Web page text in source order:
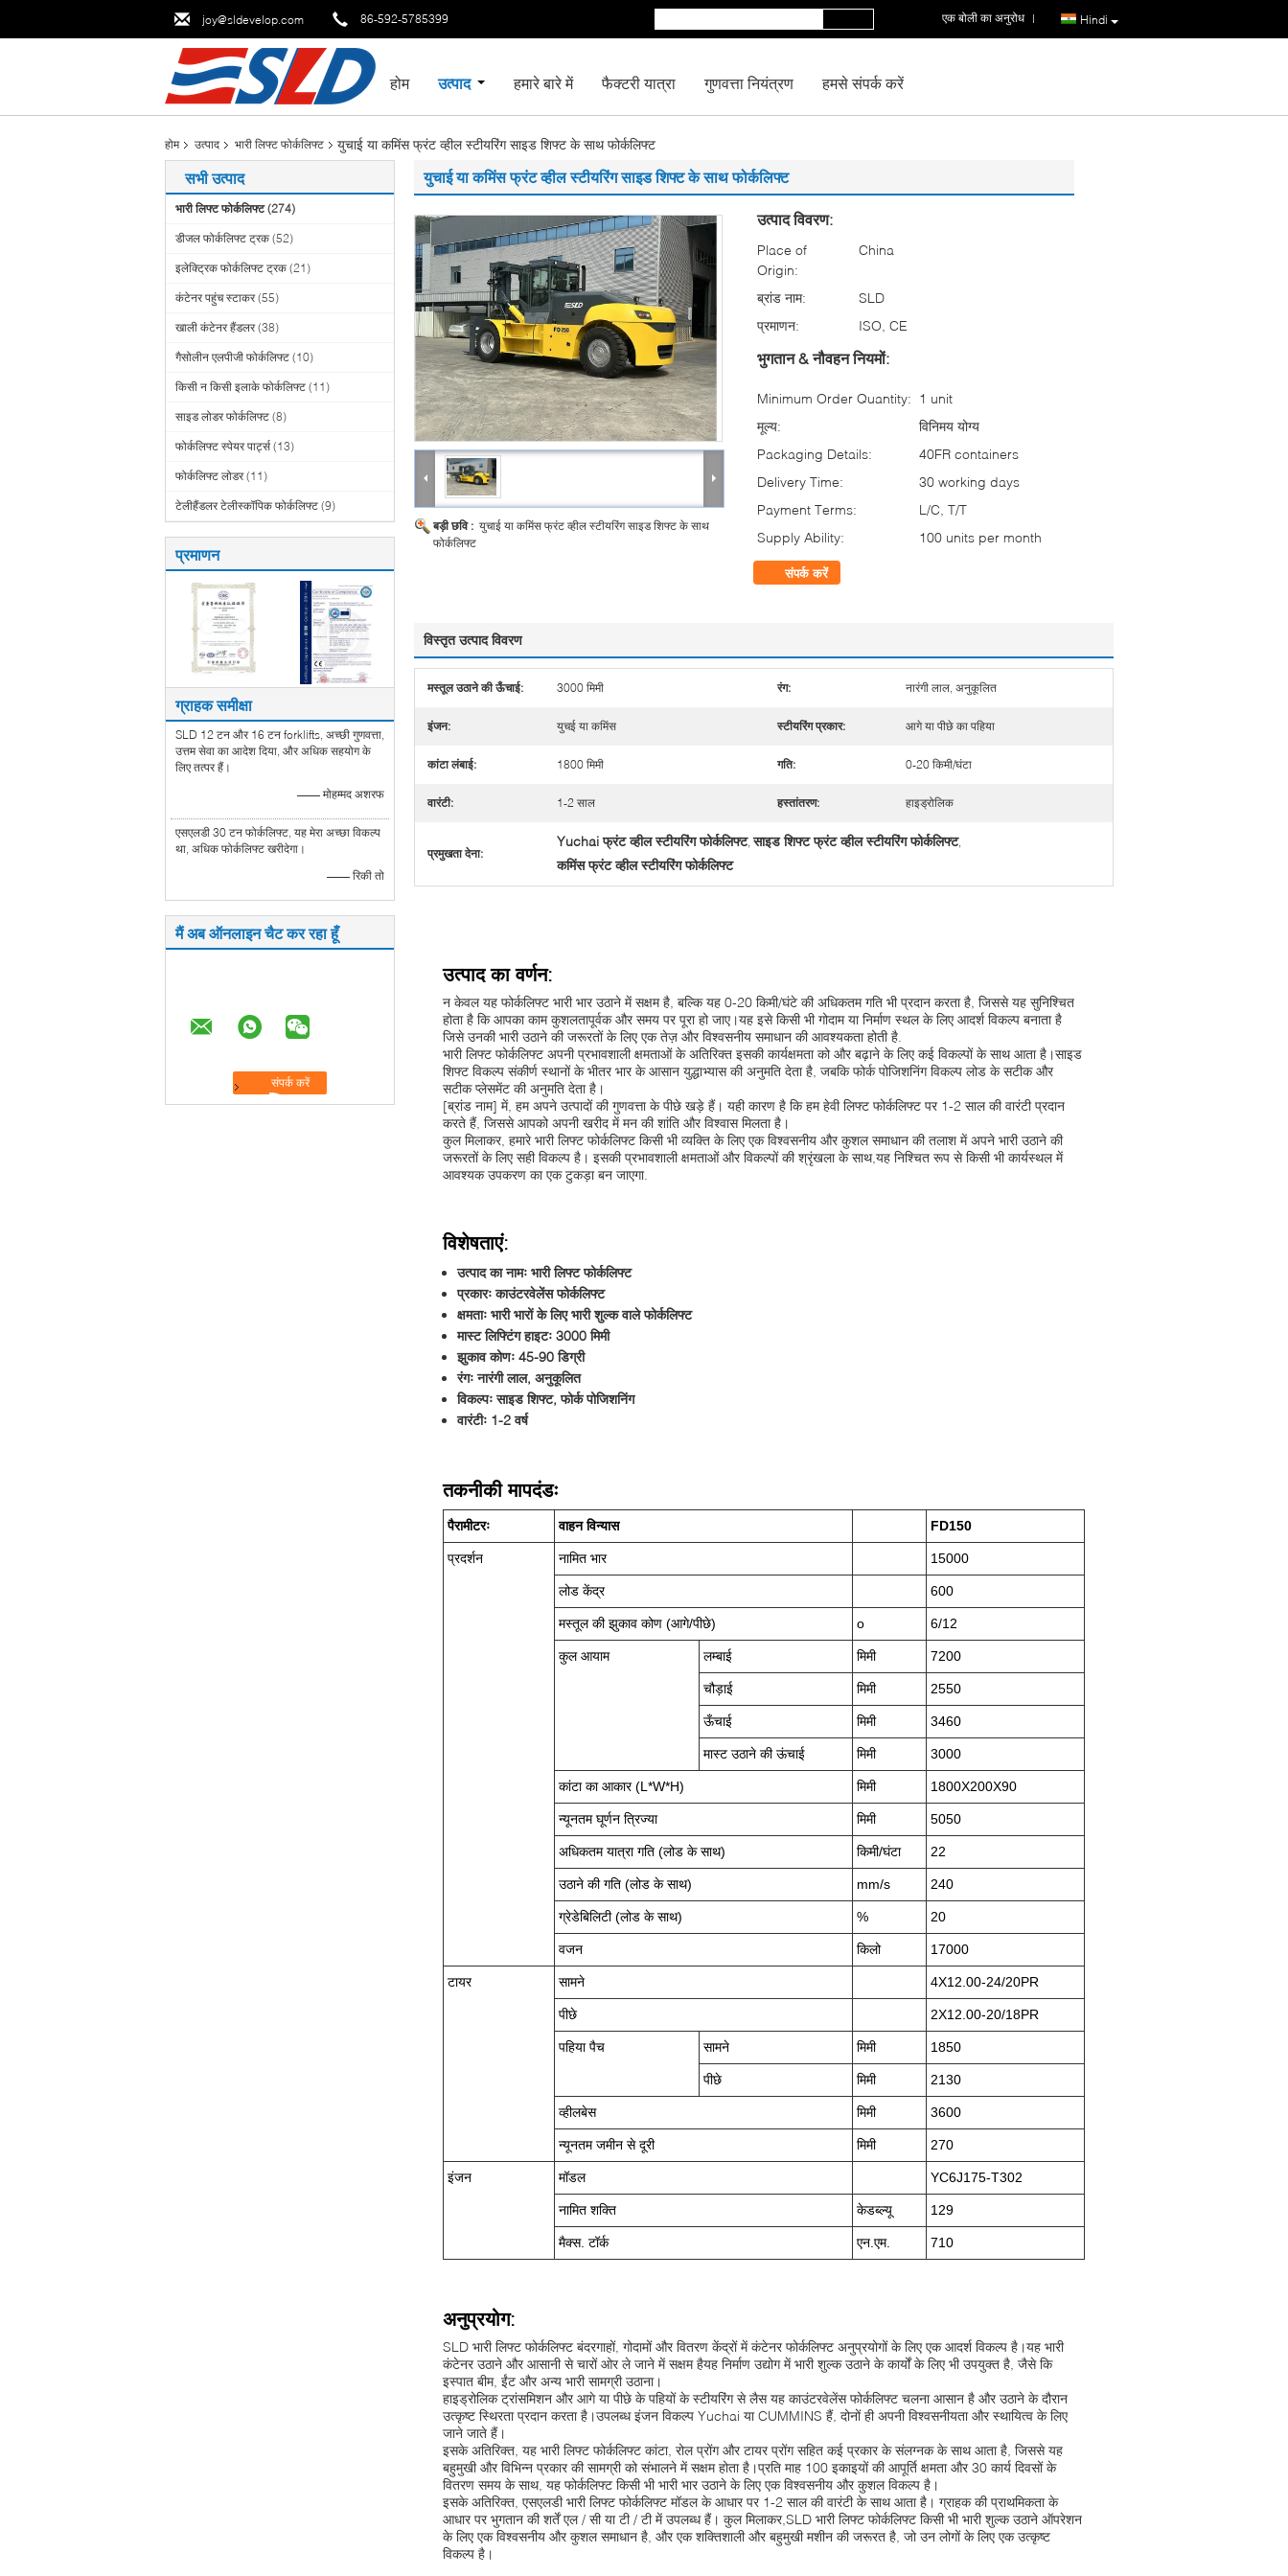
joy@sldevelop.com 86-592-5785399 Hindi
एक बोली का अनुरोध |
होम उत्पाद हमारे बारे में फैक्टरी यात्रा गुणवत्ता नियंत्रण हमसे संपर्क करें
होम उत्पाद भारी लिफ्ट फोर्कलिफ्ट युचाई या कमिंस फ्रंट व्हील स्टीयरिंग साइड शिफ्ट के साथ फोर्कलिफ्ट
सभी उत्पाद
भारी लिफ्ट फोर्कलिफ्ट (274)
डीजल फोर्कलिफ्ट ट्रक (52)
इलेक्ट्रिक फोर्कलिफ्ट ट्रक (21)
कंटेनर पहुंच स्टाकर (55)
खाली कंटेनर हैंडलर (38)
गैसोलीन एलपीजी फोर्कलिफ्ट (10)
किसी न किसी इलाके फोर्कलिफ्ट (11)
साइड लोडर फोर्कलिफ्ट (8)
फोर्कलिफ्ट स्पेयर पार्ट्स (13)
फोर्कलिफ्ट लोडर (11)
टेलीहैंडलर टेलीस्कॉपिक फोर्कलिफ्ट (9)
प्रमाणन
ग्राहक समीक्षा
SLD 12 टन और 16 टन forklifts, अच्छी गुणवत्ता,
उत्तम सेवा का आदेश दिया, और अधिक सहयोग के
लिए तत्पर हैं।
—— मोहम्मद अशरफ
एसएलडी 30 टन फोर्कलिफ्ट, यह मेरा अच्छा विकल्प
था, अधिक फोर्कलिफ्ट खरीदेगा।
—— रिकी तो
मैं अब ऑनलाइन चैट कर रहा हूँ
युचाई या कमिंस फ्रंट व्हील स्टीयरिंग साइड शिफ्ट के साथ फोर्कलिफ्ट
बड़ी छवि : युचाई या कमिंस फ्रंट व्हील स्टीयरिंग साइड शिफ्ट के साथ
फोर्कलिफ्ट
उत्पाद विवरण:
Place of
Origin:
China
ब्रांड नाम:
SLD
प्रमाणन:
ISO, CE
भुगतान & नौवहन नियमों:
Minimum Order Quantity: 1 unit
मूल्य:
विनिमय योग्य
Packaging Details:
40FR containers
Delivery Time:
30 working days
Payment Terms:
L/C, T/T
Supply Ability:
100 units per month
संपर्क करें
विस्तृत उत्पाद विवरण
मस्तूल उठाने की ऊँचाई: 3000 मिमी रंग: नारंगी लाल, अनुकूलित
इंजन: युचई या कमिंस स्टीयरिंग प्रकार: आगे या पीछे का पहिया
कांटा लंबाई: 1800 मिमी गति: 0-20 किमी/घंटा
वारंटी: 1-2 साल हस्तांतरण: हाइड्रोलिक
प्रमुखता देना:
Yuchai फ्रंट व्हील स्टीयरिंग फोर्कलिफ्ट,साइड शिफ्ट फ्रंट व्हील स्टीयरिंग फोर्कलिफ्ट,
कमिंस फ्रंट व्हील स्टीयरिंग फोर्कलिफ्ट
उत्पाद का वर्णन:
न केवल यह फोर्कलिफ्ट भारी भार उठाने में सक्षम है, बल्कि यह 0-20 किमी/घंटे की अधिकतम गति भी प्रदान करता है, जिससे यह सुनिश्चित
होता है कि आपका काम कुशलतापूर्वक और समय पर पूरा हो जाए।यह इसे किसी भी गोदाम या निर्माण स्थल के लिए आदर्श विकल्प बनाता है
जिसे उनकी भारी उठाने की जरूरतों के लिए एक तेज़ और विश्वसनीय समाधान की आवश्यकता होती है.
भारी लिफ्ट फोर्कलिफ्ट अपनी प्रभावशाली क्षमताओं के अतिरिक्त इसकी कार्यक्षमता को और बढ़ाने के लिए कई विकल्पों के साथ आता है।साइड
शिफ्ट विकल्प संकीर्ण स्थानों के भीतर भार के आसान युद्धाभ्यास की अनुमति देता है, जबकि फोर्क पोजिशनिंग विकल्प लोड के सटीक और
सटीक प्लेसमेंट की अनुमति देता है।
[ब्रांड नाम] में, हम अपने उत्पादों की गुणवत्ता के पीछे खड़े हैं। यही कारण है कि हम हेवी लिफ्ट फोर्कलिफ्ट पर 1-2 साल की वारंटी प्रदान
करते हैं, जिससे आपको अपनी खरीद में मन की शांति और विश्वास मिलता है।
कुल मिलाकर, हमारे भारी लिफ्ट फोर्कलिफ्ट किसी भी व्यक्ति के लिए एक विश्वसनीय और कुशल समाधान की तलाश में अपने भारी उठाने की
जरूरतों के लिए सही विकल्प है। इसकी प्रभावशाली क्षमताओं और विकल्पों की श्रृंखला के साथ,यह निश्चित रूप से किसी भी कार्यस्थल में
आवश्यक उपकरण का एक टुकड़ा बन जाएगा.
विशेषताएं:
उत्पाद का नामः भारी लिफ्ट फोर्कलिफ्ट
प्रकारः काउंटरवेलेंस फोर्कलिफ्ट
क्षमताः भारी भारों के लिए भारी शुल्क वाले फोर्कलिफ्ट
मास्ट लिफ्टिंग हाइटः 3000 मिमी
झुकाव कोणः 45-90 डिग्री
रंगः नारंगी लाल, अनुकूलित
विकल्पः साइड शिफ्ट, फोर्क पोजिशनिंग
वारंटीः 1-2 वर्ष
तकनीकी मापदंडः
पैरामीटरः वाहन विन्यास FD150
प्रदर्शन नामित भार 15000
लोड केंद्र 600
मस्तूल की झुकाव कोण (आगे/पीछे) o 6/12
कुल आयाम लम्बाई मिमी 7200
चौड़ाई मिमी 2550
ऊँचाई मिमी 3460
मास्ट उठाने की ऊंचाई मिमी 3000
कांटा का आकार (L*W*H) मिमी 1800X200X90
न्यूनतम घूर्णन त्रिज्या मिमी 5050
अधिकतम यात्रा गति (लोड के साथ) किमी/घंटा 22
उठाने की गति (लोड के साथ) mm/s 240
ग्रेडेबिलिटी (लोड के साथ) % 20
वजन किलो 17000
टायर सामने 4X12.00-24/20PR
पीछे 2X12.00-20/18PR
पहिया पैच सामने मिमी 1850
पीछे मिमी 2130
व्हीलबेस मिमी 3600
न्यूनतम जमीन से दूरी मिमी 270
इंजन मॉडल YC6J175-T302
नामित शक्ति केडब्ल्यू 129
मैक्स. टॉर्क एन.एम. 710
अनुप्रयोग:
SLD भारी लिफ्ट फोर्कलिफ्ट बंदरगाहों, गोदामों और वितरण केंद्रों में कंटेनर फोर्कलिफ्ट अनुप्रयोगों के लिए एक आदर्श विकल्प है।यह भारी
कंटेनर उठाने और आसानी से चारों ओर ले जाने में सक्षम हैयह निर्माण उद्योग में भारी शुल्क उठाने के कार्यों के लिए भी उपयुक्त है, जैसे कि
इस्पात बीम, ईंट और अन्य भारी सामग्री उठाना।
हाइड्रोलिक ट्रांसमिशन और आगे या पीछे के पहियों के स्टीयरिंग से लैस यह काउंटरवेलेंस फोर्कलिफ्ट चलना आसान है और उठाने के दौरान
उत्कृष्ट स्थिरता प्रदान करता है।उपलब्ध इंजन विकल्प Yuchai या CUMMINS हैं, दोनों ही अपनी विश्वसनीयता और स्थायित्व के लिए
जाने जाते हैं।
इसके अतिरिक्त, यह भारी लिफ्ट फोर्कलिफ्ट कांटा, रोल प्रोंग और टायर प्रोंग सहित कई प्रकार के संलग्नक के साथ आता है, जिससे यह
बहुमुखी और विभिन्न प्रकार की सामग्री को संभालने में सक्षम होता है।प्रति माह 100 इकाइयों की आपूर्ति क्षमता और 30 कार्य दिवसों के
वितरण समय के साथ, यह फोर्कलिफ्ट किसी भी भारी भार उठाने के लिए एक विश्वसनीय और कुशल विकल्प है।
इसके अतिरिक्त, एसएलडी भारी लिफ्ट फोर्कलिफ्ट मॉडल के आधार पर 1-2 साल की वारंटी के साथ आता है। ग्राहक की प्राथमिकता के
आधार पर भुगतान की शर्तें एल / सी या टी / टी में उपलब्ध हैं। कुल मिलाकर,SLD भारी लिफ्ट फोर्कलिफ्ट किसी भी भारी शुल्क उठाने ऑपरेशन
के लिए एक विश्वसनीय और कुशल समाधान है, और एक शक्तिशाली और बहुमुखी मशीन की जरूरत है, जो उन लोगों के लिए एक उत्कृष्ट
विकल्प है।